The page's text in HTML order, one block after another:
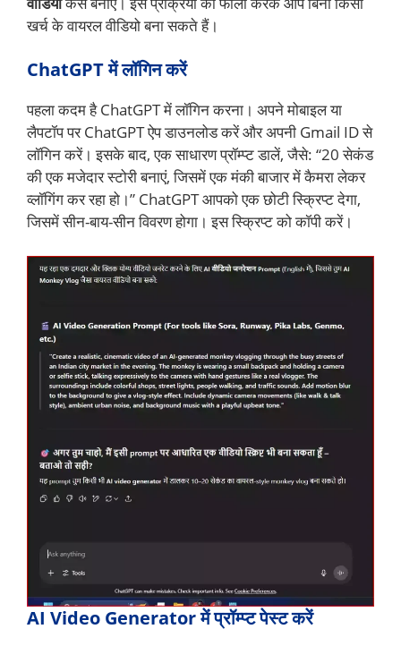
खर्च के वायरल वीडियो बना सकते हैं।
ChatGPT में लॉगिन करें
पहला कदम है ChatGPT में लॉगिन करना। अपने मोबाइल या
लैपटॉप पर ChatGPT ऐप डाउनलोड करें और अपनी Gmail ID से
लॉगिन करें। इसके बाद, एक साधारण प्रॉम्प्ट डालें, जैसे: “20 सेकंड
की एक मजेदार स्टोरी बनाएं, जिसमें एक मंकी बाजार में कैमरा लेकर
व्लॉगिंग कर रहा हो।” ChatGPT आपको एक छोटी स्क्रिप्ट देगा,
जिसमें सीन-बाय-सीन विवरण होगा। इस स्क्रिप्ट को कॉपी करें।
AI Video Generator में प्रॉम्प्ट पेस्ट करें